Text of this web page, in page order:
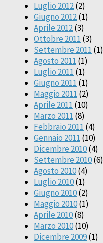
Luglio 2012(2)
Giugno 2012(1)
Aprile 2012(3)
Ottobre 2011 (3)
Settembre 2011 (1)
Agosto 2011 (1)
Luglio 2011 (1)
Giugno 2011 (1)
Maggio 2011 (2)
Aprile 2011 (10)
Marzo 2011 (8)
Febbraio 2011 (4)
Gennaio 2011 (10)
Dicembre 2010(4)
Settembre 2010(6)
Agosto 2010(4)
Luglio 2010(1)
Giugno 2010(2)
Maggio 2010(1)
Aprile 2010(8)
Marzo 2010(10)
Dicembre 2009(1)